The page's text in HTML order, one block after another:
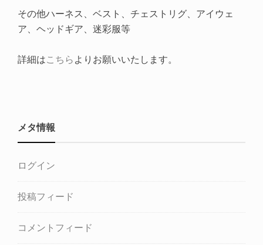
その他ハーネス、ベスト、チェストリグ、アイウェ
ア、ヘッドギア、迷彩服等
詳細はこちら よりお願いいたします。
メタ情報
ログイン
投稿フィード
コメントフィード